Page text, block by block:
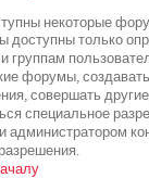
некоторые
доступны только
группам
форумы,
совершать
специальное
администратором